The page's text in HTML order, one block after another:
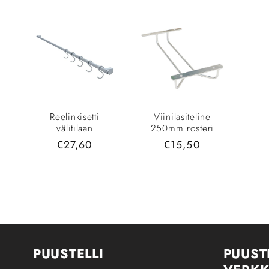
Reelinkisetti
välitilaan
Normaalihinta
€27,60
Viinilasiteline
250mm rosteri
Normaalihinta
€15,50
PUUSTELLI